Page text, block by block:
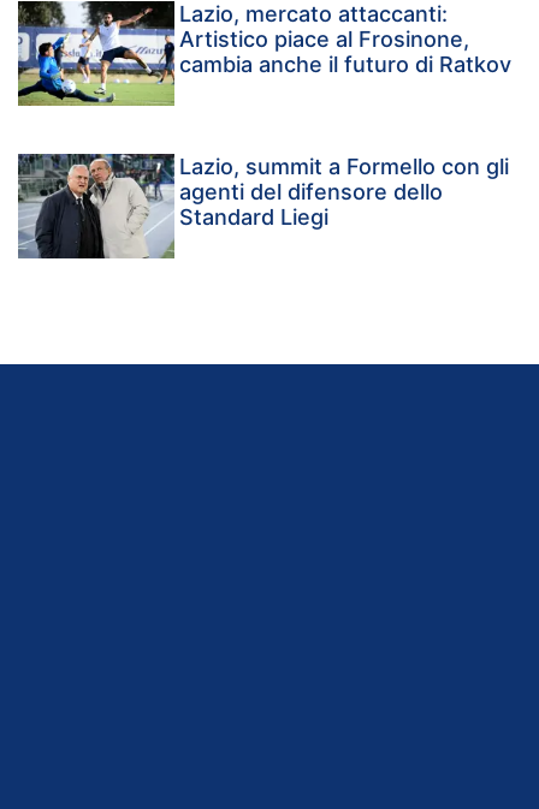
Lazio, mercato attaccanti:
Artistico piace al Frosinone,
cambia anche il futuro di Ratkov
Lazio, summit a Formello con gli
agenti del difensore dello
Standard Liegi